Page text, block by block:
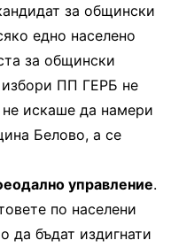
за общински
едно населено
за общински
ПП ГЕРБ не
искаше да намери
Белово, а се
управление.
по населени
да бъдат издигнати